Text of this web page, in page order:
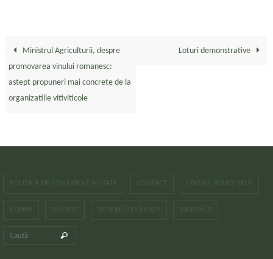
Ministrul Agriculturii, despre
promovarea vinului romanesc:
astept propuneri mai concrete de la
organizatiile vitiviticole
Loturi demonstrative
POLITICĂ DE CONFIDENȚIALITATE CONTACT COOKIE POLICY (EU)
ECHIPA ISTORIC VEDERE GENERALA VIZIUNEA
Caută